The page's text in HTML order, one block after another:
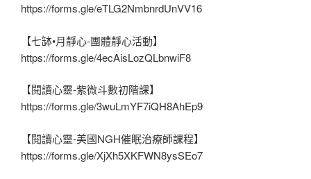
https://forms.gle/eTLG2NmbnrdUnVV16
【七缽•月靜心-團體靜心活動】
https://forms.gle/4ecAisLozQLbnwiF8
【閱讀心靈-紫微斗數初階課】
https://forms.gle/3wuLmYF7iQH8AhEp9
【閱讀心靈-美國NGH催眠治療師課程】
https://forms.gle/XjXh5XKFWN8ysSEo7